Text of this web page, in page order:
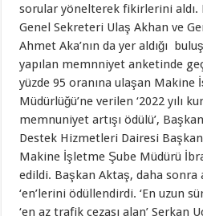
sorular yönelterek fikirlerini aldı.
Genel Sekreteri Ulaş Akhan ve
Ahmet Aka’nın da yer aldığı
yapılan memnniyet anketinde
yüzde 95 oranına ulaşan Makine
Müdürlüğü’ne verilen ‘2022 yılı
memnuniyet artışı ödülü’,
Destek Hizmetleri Dairesi
Makine İşletme Şube Müdürü
edildi. Başkan Aktaş, daha sonra
‘en’lerini ödüllendirdi. ‘En uzun
‘en az trafik cezası alan’ Serkan